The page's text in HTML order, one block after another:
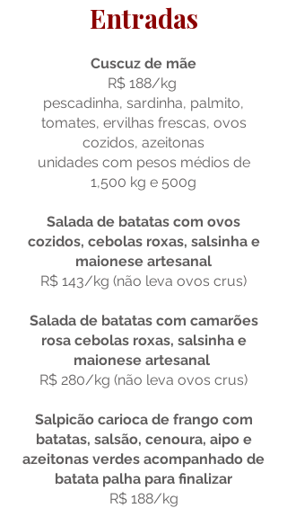
Entradas
Cuscuz de mãe
R$ 188/kg
pescadinha, sardinha, palmito,
tomates, ervilhas frescas, ovos
cozidos, azeitonas
unidades com pesos médios de
1,500 kg e 500g
Salada de batatas com ovos
cozidos, cebolas roxas, salsinha e
maionese artesanal
R$ 143/kg (não leva ovos crus)
Salada de batatas com camarões
rosa cebolas roxas, salsinha e
maionese artesanal
R$ 280/kg (não leva ovos crus)
Salpicão carioca de frango com
batatas, salsão, cenoura, aipo e
azeitonas verdes acompanhado de
batata palha para finalizar
R$ 188/kg